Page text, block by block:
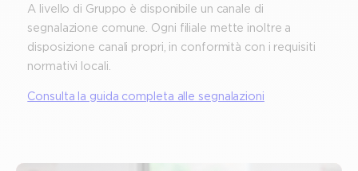
A livello di Gruppo è disponibile un canale di
segnalazione comune. Ogni filiale mette inoltre a
disposizione canali propri, in conformità con i requisiti
normativi locali.
Consulta la guida completa alle segnalazioni